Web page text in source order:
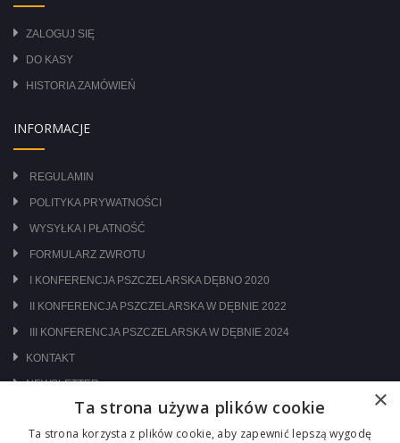
ZALOGUJ SIĘ
DO KASY
HISTORIA ZAMÓWIEŃ
INFORMACJE
REGULAMIN
POLITYKA PRYWATNOŚCI
WYSYŁKA I PŁATNOŚĆ
FORMULARZ ZWROTU
I KONFERENCJA PSZCZELARSKA DĘBNO 2020
II KONFERENCJA PSZCZELARSKA W DĘBNIE 2022
III KONFERENCJA PSZCZELARSKA W DĘBNIE 2024
KONTAKT
NEWSLETTER
ODWIEDŹ NAS NA:
×
Ta strona używa plików cookie
Ta strona korzysta z plików cookie, aby zapewnić lepszą wygodę